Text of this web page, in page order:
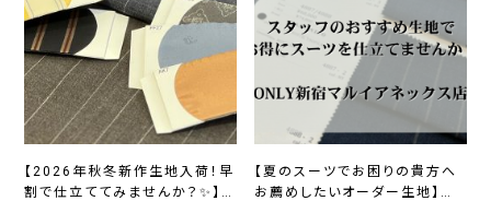
【2026年秋冬新作生地入荷！早
割で仕立ててみませんか？✨】
【夏のスーツでお困りの貴方へ
お薦めしたいオーダー生地】